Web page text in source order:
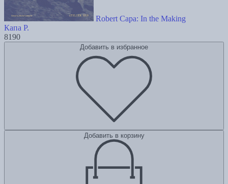
Robert Capa: In the Making
Капа Р.
8190
Добавить в избранное
Добавить в корзину